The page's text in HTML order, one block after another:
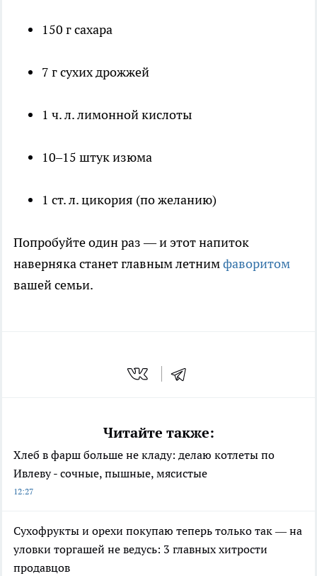
150 г сахара
7 г сухих дрожжей
1 ч. л. лимонной кислоты
10–15 штук изюма
1 ст. л. цикория (по желанию)
Попробуйте один раз — и этот напиток
наверняка станет главным летнимфаворитом
вашей семьи.
Читайте также:
Хлеб в фарш больше не кладу: делаю котлеты по
Ивлеву - сочные, пышные, мясистые
12:27
Сухофрукты и орехи покупаю теперь только так — на
уловки торгашей не ведусь: 3 главных хитрости
продавцов